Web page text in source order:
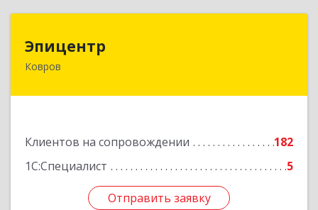
Эпицентр
Ковров
Клиентов на сопровождении
182
1С:Специалист
5
Отправить заявку
601900, Владимирская обл, Ковров г, Барсукова
Отправить заявку